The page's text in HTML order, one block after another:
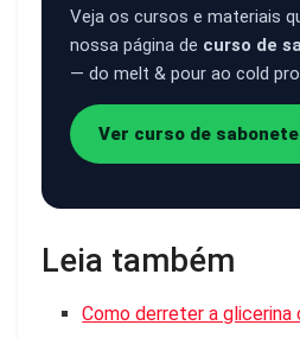
Veja os cursos e materiais
nossa página de curso de
— do melt & pour ao cold
Ver curso de
Leia também
Como derreter a